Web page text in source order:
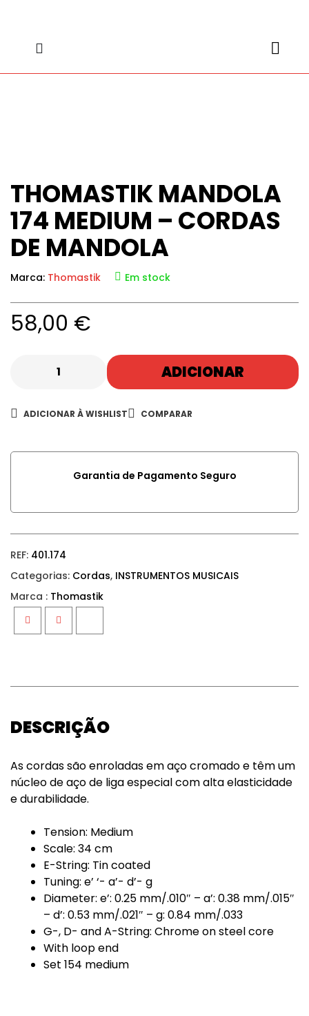
THOMASTIK MANDOLA
174 MEDIUM – CORDAS
DE MANDOLA
Marca: Thomastik Em stock
58,00 €
ADICIONAR
ADICIONAR À WISHLIST COMPARAR
Garantia de Pagamento Seguro
REF: 401.174
Categorias: Cordas, INSTRUMENTOS MUSICAIS
Marca : Thomastik
FacebookTwitterGoogle+
DESCRIÇÃO
As cordas são enroladas em aço cromado e têm um
núcleo de aço de liga especial com alta elasticidade
e durabilidade.
Tension: Medium
Scale: 34 cm
E-String: Tin coated
Tuning: e’ ‘- a’- d’- g
Diameter: e’: 0.25 mm/.010″ – a’: 0.38 mm/.015″
– d’: 0.53 mm/.021″ – g: 0.84 mm/.033
G-, D- and A-String: Chrome on steel core
With loop end
Set 154 medium